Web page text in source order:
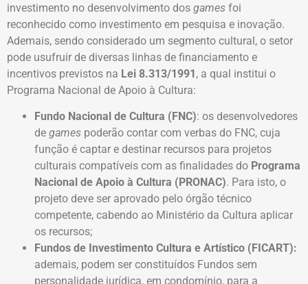
investimento no desenvolvimento dos games foi
reconhecido como investimento em pesquisa e inovação.
Ademais, sendo considerado um segmento cultural, o setor
pode usufruir de diversas linhas de financiamento e
incentivos previstos na Lei 8.313/1991, a qual institui o
Programa Nacional de Apoio à Cultura:
Fundo Nacional de Cultura (FNC): os desenvolvedores
de games poderão contar com verbas do FNC, cuja
função é captar e destinar recursos para projetos
culturais compatíveis com as finalidades do Programa
Nacional de Apoio à Cultura (PRONAC). Para isto, o
projeto deve ser aprovado pelo órgão técnico
competente, cabendo ao Ministério da Cultura aplicar
os recursos;
Fundos de Investimento Cultura e Artístico (FICART):
ademais, podem ser constituídos Fundos sem
personalidade jurídica, em condomínio, para a